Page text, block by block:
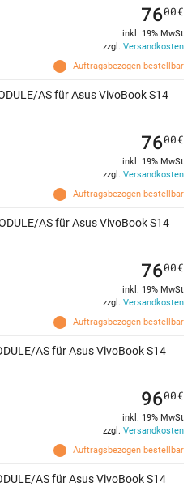
Auftragsbezogen bestellbar
7600€
inkl. 19% MwSt
zzgl. Versandkosten
AS für Asus VivoBook S14
Auftragsbezogen bestellbar
7600€
inkl. 19% MwSt
zzgl. Versandkosten
AS für Asus VivoBook S14
Auftragsbezogen bestellbar
7600€
inkl. 19% MwSt
zzgl. Versandkosten
AS für Asus VivoBook S14
Auftragsbezogen bestellbar
9600€
inkl. 19% MwSt
zzgl. Versandkosten
AS für Asus VivoBook S14